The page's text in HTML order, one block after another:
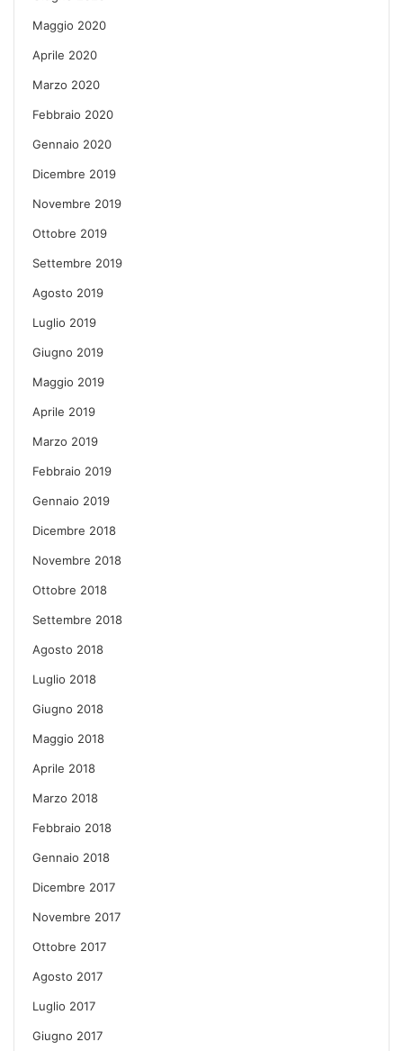
Maggio 2020
Aprile 2020
Marzo 2020
Febbraio 2020
Gennaio 2020
Dicembre 2019
Novembre 2019
Ottobre 2019
Settembre 2019
Agosto 2019
Luglio 2019
Giugno 2019
Maggio 2019
Aprile 2019
Marzo 2019
Febbraio 2019
Gennaio 2019
Dicembre 2018
Novembre 2018
Ottobre 2018
Settembre 2018
Agosto 2018
Luglio 2018
Giugno 2018
Maggio 2018
Aprile 2018
Marzo 2018
Febbraio 2018
Gennaio 2018
Dicembre 2017
Novembre 2017
Ottobre 2017
Agosto 2017
Luglio 2017
Giugno 2017